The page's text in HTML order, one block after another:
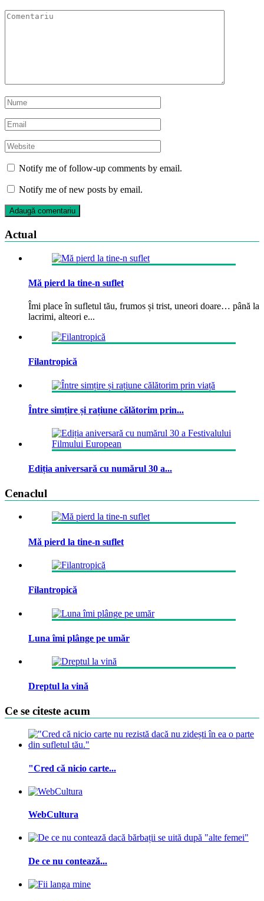
Notify me of follow-up comments by email.
Notify me of new posts by email.
Actual
Mă pierd la tine-n suflet
Îmi place în sufletul tău, frumos și trist, uneori doare… până la
lacrimi, alteori e...
Filantropică
Între simțire și rațiune călătorim prin...
Ediția aniversară cu numărul 30 a...
Cenaclul
Mă pierd la tine-n suflet
Filantropică
Luna îmi plânge pe umăr
Dreptul la vină
Ce se citeste acum
"Cred că nicio carte...
WebCultura
De ce nu contează...